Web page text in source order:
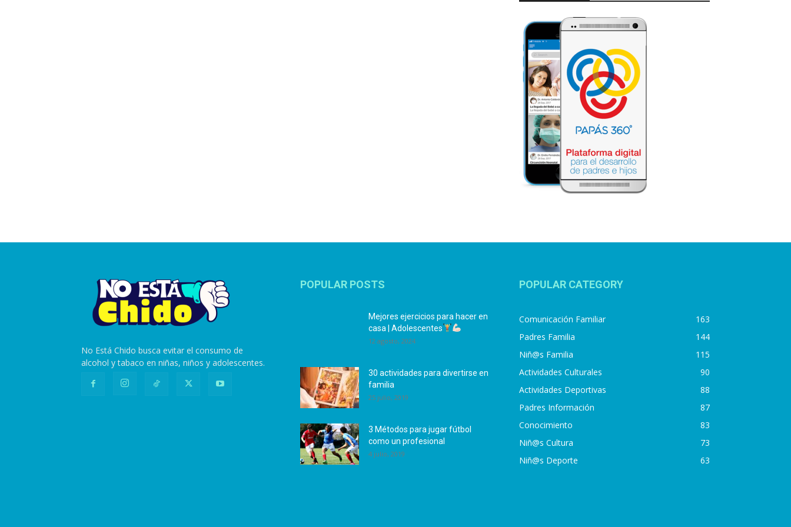
No Está Chido busca evitar el consumo de
alcohol y tabaco en niñas, niños y adolescentes.
POPULAR POSTS
Mejores ejercicios para hacer en
casa | Adolescentes
12 agosto, 2024
30 actividades para divertirse en
familia
25 julio, 2019
3 Métodos para jugar fútbol
como un profesional
4 julio, 2019
POPULAR CATEGORY
Comunicación Familiar
163
Padres Familia
144
Niñ@s Familia
115
Actividades Culturales
90
Actividades Deportivas
88
Padres Información
87
Conocimiento
83
Niñ@s Cultura
73
Niñ@s Deporte
63